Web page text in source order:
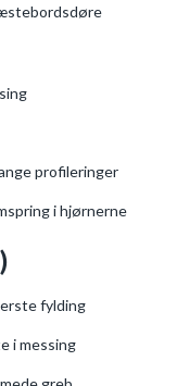
profileringer
i hjørnerne
fylding
i messing